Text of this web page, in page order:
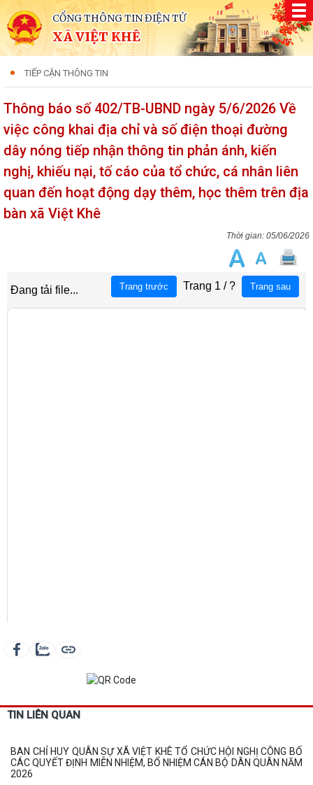
CỔNG THÔNG TIN ĐIỆN TỬ
XÃ VIỆT KHÊ
TIẾP CẬN THÔNG TIN
Thông báo số 402/TB-UBND ngày 5/6/2026 Về
việc công khai địa chỉ và số điện thoại đường
dây nóng tiếp nhận thông tin phản ánh, kiến
nghị, khiếu nại, tố cáo của tổ chức, cá nhân liên
quan đến hoạt động dạy thêm, học thêm trên địa
bàn xã Việt Khê
05/06/2026
TIN LIÊN QUAN
BAN CHỈ HUY QUÂN SỰ XÃ VIỆT KHÊ TỔ CHỨC HỘI NGHỊ CÔNG BỐ
CÁC QUYẾT ĐỊNH MIỄN NHIỆM, BỔ NHIỆM CÁN BỘ DÂN QUÂN NĂM
2026